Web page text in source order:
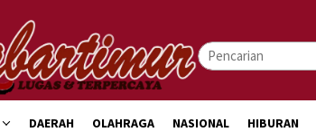
DAERAH OLAHRAGA NASIONAL HIBURAN